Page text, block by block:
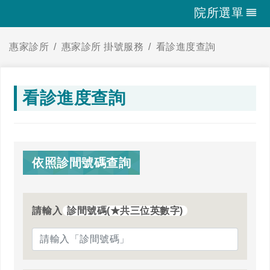
院所選單
惠家診所 惠家診所 掛號服務 看診進度查詢
看診進度查詢
依照診間號碼查詢
請輸入 診間號碼(★共三位英數字)